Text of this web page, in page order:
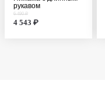
рукавом
6 490 ₽
4 543 ₽